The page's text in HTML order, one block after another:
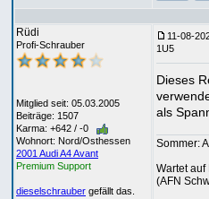
Rüdi
Profi-Schrauber
Mitglied seit: 05.03.2005
Beiträge: 1507
Karma: +642 / -0
Wohnort: Nord/Osthessen
2001 Audi A4 Avant
Premium Support
dieselschrauber gefällt das.
11-08-
1U5
Dieses
als
Sommer:
Wartet auf
(AFN